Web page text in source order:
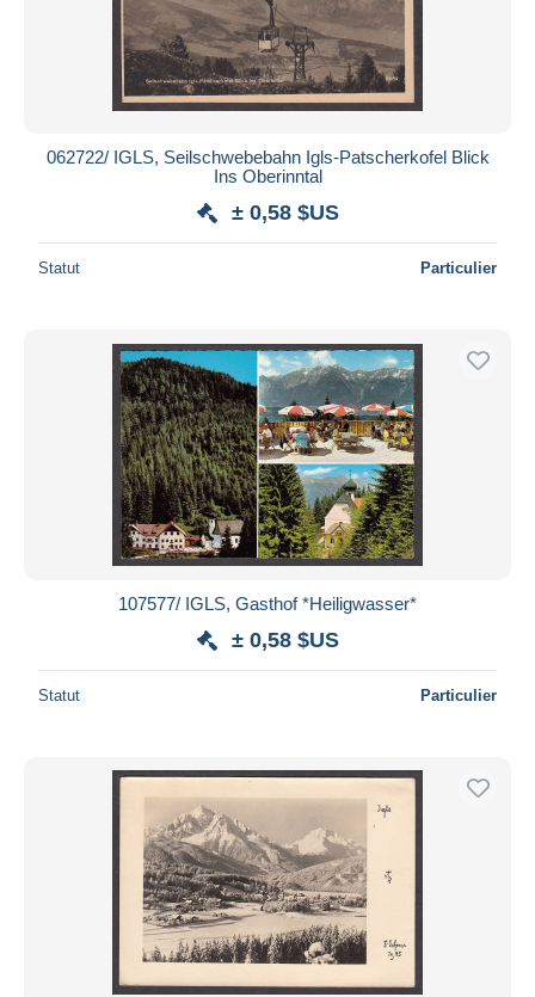
062722/ IGLS, Seilschwebebahn Igls-Patscherkofel Blick
Ins Oberinntal
± 0,58 $US
Statut Particulier
107577/ IGLS, Gasthof *Heiligwasser*
± 0,58 $US
Statut Particulier